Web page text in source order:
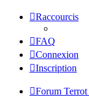
Raccourcis
FAQ
Connexion
Inscription
Forum